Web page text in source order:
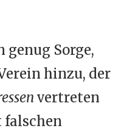
genug Sorge,
hinzu, der
vertreten
falschen